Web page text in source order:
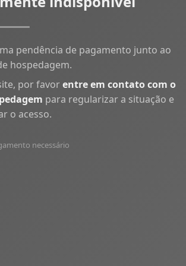
pendência de pagamento junto ao
hospedagem.
por favorentre em contato com o
para regularizar a situação e
o acesso.
necessário